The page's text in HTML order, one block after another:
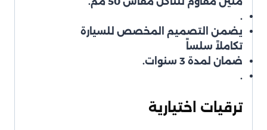
.
يضمن التصميم المخصص للسيارة
تكاملاً سلساً
ضمان لمدة 3 سنوات.
.
ترقيات اختيارية